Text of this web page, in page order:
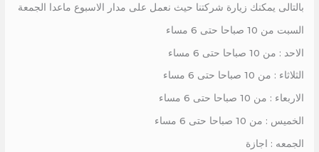
بالتالى يمكنك زيارة شركتنا حيث نعمل على مدار الاسبوع ماعدا الجمعة
السبت من 10 صباحا حتى 6 مساء
الاحد : من 10 صباحا حتى 6 مساء
الثلاثاء : من 10 صباحا حتى 6 مساء
الاربعاء : من 10 صباحا حتى 6 مساء
الخميس : من 10 صباحا حتى 6 مساء
الجمعه : اجازة